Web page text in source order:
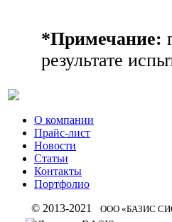
*Примечание:
результате
О компании
Прайс-лист
Новости
Статьи
Контакты
Портфолио
© 2013-2021 ООО «БАЗИС